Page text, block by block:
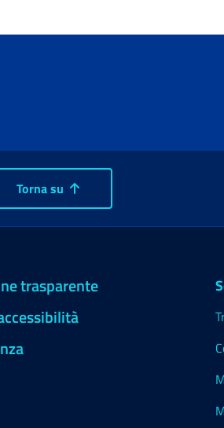
Torna su
trasparente